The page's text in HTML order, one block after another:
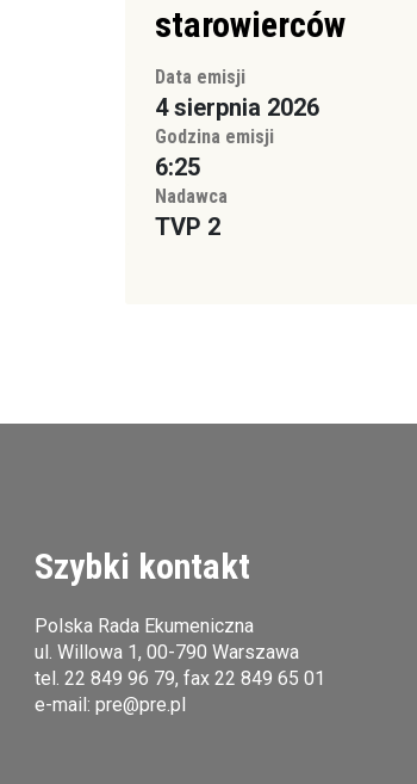
starowierców
Data emisji
4 sierpnia 2026
Godzina emisji
6:25
Nadawca
TVP 2
Szybki kontakt
Polska Rada Ekumeniczna
ul. Willowa 1, 00-790 Warszawa
tel.22 849 96 79, fax 22 849 65 01
e-mail:pre@pre.pl